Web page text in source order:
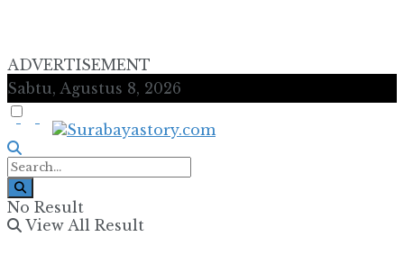
ADVERTISEMENT
Sabtu, Agustus 8, 2026
No Result
View All Result